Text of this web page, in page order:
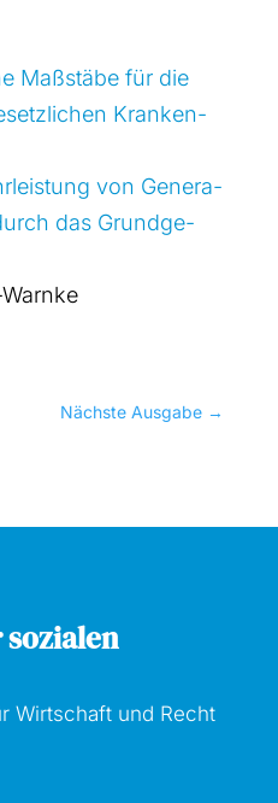
Maß­stä­be für die
Kran­ken­
von Gene­ra­
das Grund­ge­
Nächste Ausgabe →
Wirtschaft und Recht